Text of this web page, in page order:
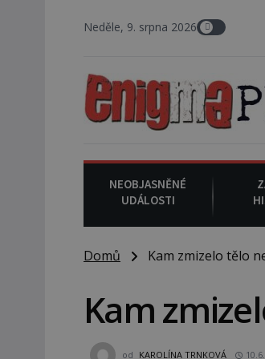
Neděle, 9. srpna 2026 9. srpna
NEOBJASNĚNÉ
UDÁLOSTI
Domů Kam zmizelo tělo
Kam
od KAROLÍNA TRNKOVÁ